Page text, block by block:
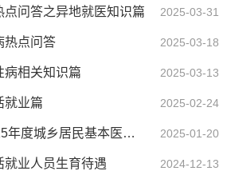
点问答之异地就医知识篇 2025-03-31
热点问答 2025-03-18
病相关知识篇 2025-03-13
就业篇 2025-02-24
医保热点问答之2025年度城乡居民基本医疗保险参保缴费相关知识篇 2025-01-20
就业人员生育待遇 2024-12-13